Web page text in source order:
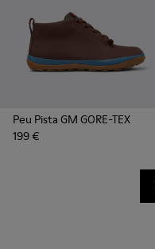
Peu Pista GM GORE-TEX
199 €